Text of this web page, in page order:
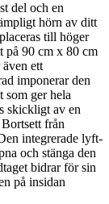
del och en
hörn av ditt
till höger
på 90 cm x 80 cm
ett
imponerar den
som ger hela
skickligt av en
från
integrerade lyft-
och stänga den
bidrar för sin
på insidan